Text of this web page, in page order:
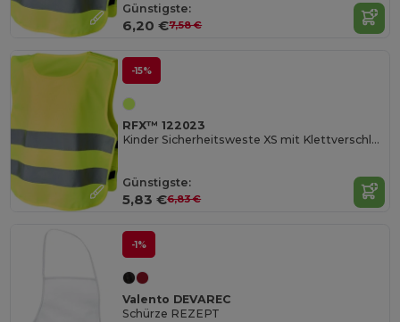
Günstigste:
6,20 €7,58 €
-15%
RFX™ 122023
Kinder Sicherheitsweste XS mit Klettverschluss
Günstigste:
5,83 €6,83 €
-1%
Valento DEVAREC
Schürze REZEPT